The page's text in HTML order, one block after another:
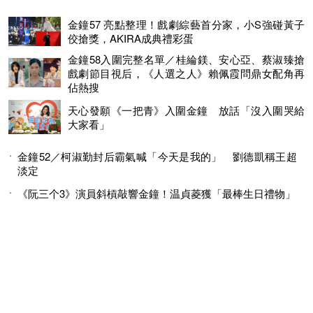
金鐘57 亮點整理！戲劇綜藝首分家，小S強碰黃子
佼搶獎，AKIRA成典禮彩蛋
金鐘58入圍完整名單／桂綸鎂、安心亞、蔡淑臻搶
戲劇節目視后，《人選之人》賴佩霞問鼎女配角再
佔熱搜
天心發願《一把青》入圍金鐘 放話「沒入圍哭給
大家看」
金鐘52／柯淑勤封后霸氣喊「今天是我的」 劉德凱稱王超
淡定
《阮三个3》演員斜槓敲響金鐘！温貞菱獲「最棒生日禮物」